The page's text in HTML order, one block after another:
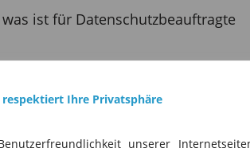
respektiert Ihre Privatsphäre
unserer
ist für Datenschutzbeauftragte
unzulässiger Videoüberwachung